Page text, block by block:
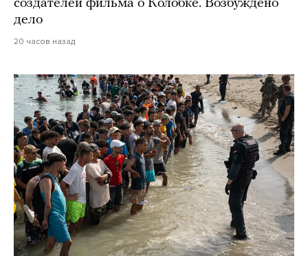
создателей фильма о Колобке. Возбуждено
дело
20 часов назад